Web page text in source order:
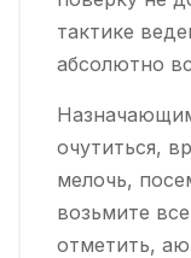
тактике
абсолютно
очутиться,
мелочь,
возьмите
отметить,